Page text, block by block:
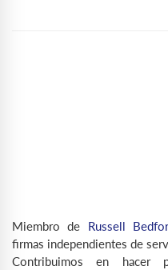
Miembro de Russell
firmas independientes de
Contribuimos en hacer